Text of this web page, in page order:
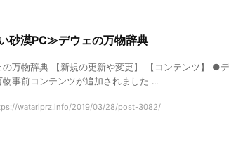
砂漠PC≫デウェの万物辞典
の万物辞典 【新規の更新や変更】 【コンテンツ】 ●
物事前コンテンツが追加されました ...
watariprz.info/2019/03/28/post-3082/